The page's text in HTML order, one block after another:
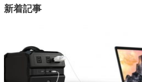
新着記事